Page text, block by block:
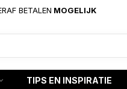
BETALEN MOGELIJK
TIPS EN INSPIRATIE